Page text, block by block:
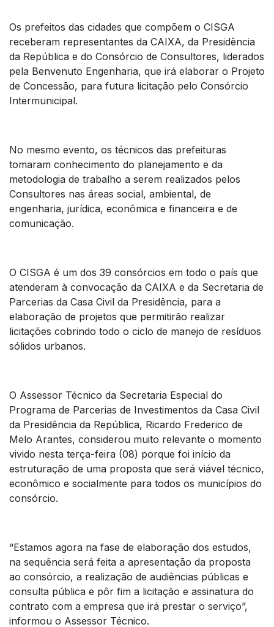
Os prefeitos das cidades que compõem o CISGA
receberam representantes da CAIXA, da Presidência
da República e do Consórcio de Consultores, liderados
pela Benvenuto Engenharia, que irá elaborar o Projeto
de Concessão, para futura licitação pelo Consórcio
Intermunicipal.
No mesmo evento, os técnicos das prefeituras
tomaram conhecimento do planejamento e da
metodologia de trabalho a serem realizados pelos
Consultores nas áreas social, ambiental, de
engenharia, jurídica, econômica e financeira e de
comunicação.
O CISGA é um dos 39 consórcios em todo o país que
atenderam à convocação da CAIXA e da Secretaria de
Parcerias da Casa Civil da Presidência, para a
elaboração de projetos que permitirão realizar
licitações cobrindo todo o ciclo de manejo de resíduos
sólidos urbanos.
O Assessor Técnico da Secretaria Especial do
Programa de Parcerias de Investimentos da Casa Civil
da Presidência da República, Ricardo Frederico de
Melo Arantes, considerou muito relevante o momento
vivido nesta terça-feira (08) porque foi início da
estruturação de uma proposta que será viável técnico,
econômico e socialmente para todos os municípios do
consórcio.
“Estamos agora na fase de elaboração dos estudos,
na sequência será feita a apresentação da proposta
ao consórcio, a realização de audiências públicas e
consulta pública e pôr fim a licitação e assinatura do
contrato com a empresa que irá prestar o serviço”,
informou o Assessor Técnico.